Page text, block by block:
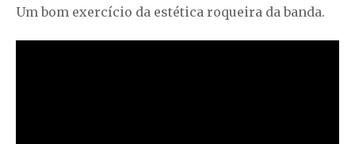
Um bom exercício da estética roqueira da banda.